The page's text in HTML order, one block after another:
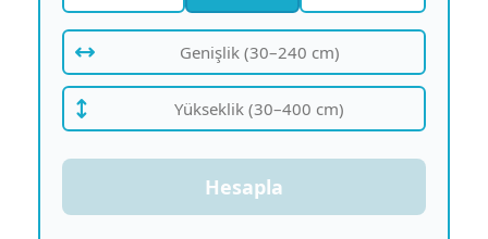
Hesapla